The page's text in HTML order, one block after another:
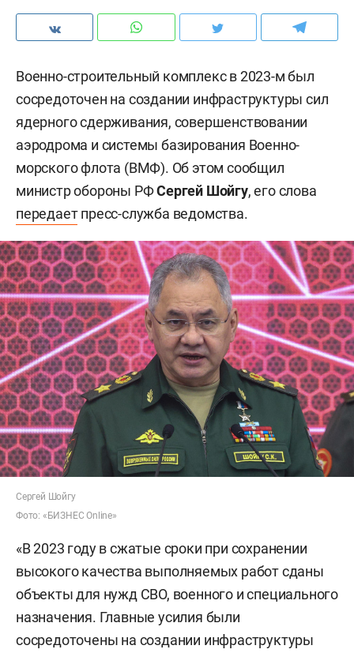
Военно-строительный комплекс в 2023-м был
сосредоточен на создании инфраструктуры сил
ядерного сдерживания, совершенствовании
аэродрома и системы базирования Военно-
морского флота (ВМФ). Об этом сообщил
министр обороны РФСергей Шойгу, его слова
передаетпресс-служба ведомства.
Сергей Шойгу
Фото: «БИЗНЕС Online»
«В 2023 году в сжатые сроки при сохранении
высокого качества выполняемых работ сданы
объекты для нужд СВО, военного и специального
назначения. Главные усилия были
сосредоточены на создании инфраструктуры